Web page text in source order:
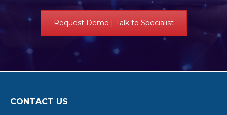
Request Demo | Talk to Specialist
CONTACT US